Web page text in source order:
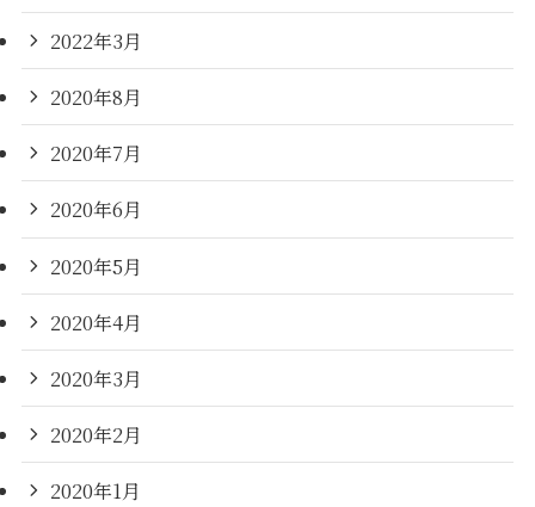
2022年3月
2020年8月
2020年7月
2020年6月
2020年5月
2020年4月
2020年3月
2020年2月
2020年1月